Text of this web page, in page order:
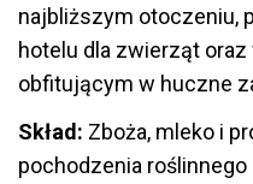
najbliższym otoczeniu,
hotelu dla zwierząt
obfitującym w huczne
Skład: Zboża, mleko i
pochodzenia roślinnego